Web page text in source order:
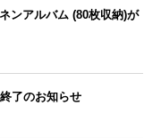
ンアルバム (80枚収納)が
了のお知らせ